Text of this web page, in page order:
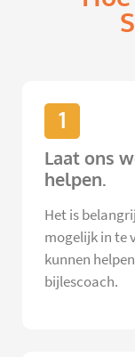
1
Laat ons
helpen.
Het is
mogelijk in te
kunnen
bijlescoach.